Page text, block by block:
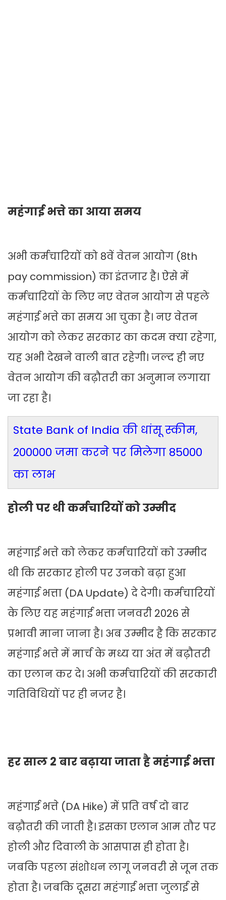
महंगाई भत्ते का आया समय
अभी कर्मचारियों को 8वें वेतन आयोग (8th
pay commission) का इंतजार है। ऐसे में
कर्मचारियों के लिए नए वेतन आयोग से पहले
महंगाई भत्ते का समय आ चुका है। नए वेतन
आयोग को लेकर सरकार का कदम क्या रहेगा,
यह अभी देखने वाली बात रहेगी। जल्द ही नए
वेतन आयोग की बढ़ौतरी का अनुमान लगाया
जा रहा है।
State Bank of India की धांसू स्कीम,
200000 जमा करने पर मिलेगा 85000
का लाभ
होली पर थी कर्मचारियों को उम्मीद
महंगाई भत्ते को लेकर कर्मचारियों को उम्मीद
थी कि सरकार होली पर उनको बढ़ा हुआ
महंगाई भत्ता (DA Update) दे देगी। कर्मचारियों
के लिए यह महंगाई भत्ता जनवरी 2026 से
प्रभावी माना जाना है। अब उम्मीद है कि सरकार
महंगाई भत्ते में मार्च के मध्य या अंत में बढ़ौतरी
का एलान कर दे। अभी कर्मचारियों की सरकारी
गतिविधियों पर ही नजर है।
हर साल 2 बार बढ़ाया जाता है महंगाई भत्ता
महंगाई भत्ते (DA Hike) में प्रति वर्ष दो बार
बढ़ौतरी की जाती है। इसका एलान आम तौर पर
होली और दिवाली के आसपास ही होता है।
जबकि पहला संशोधन लागू जनवरी से जून तक
होता है। जबकि दूसरा महंगाई भत्ता जुलाई से